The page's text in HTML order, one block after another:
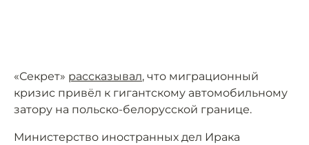
«Секрет» рассказывал, что миграционный
кризис привёл к гигантскому автомобильному
затору на польско-белорусской границе.
Министерство иностранных дел Ирака